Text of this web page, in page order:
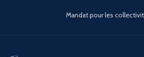
Mandat pour les